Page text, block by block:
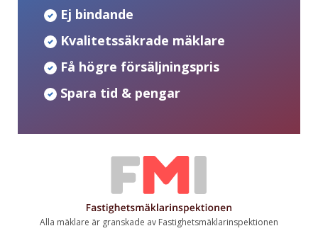
Ej bindande
Kvalitetssäkrade mäklare
Få högre försäljningspris
Spara tid & pengar
Alla mäklare är granskade av Fastighetsmäklarinspektionen